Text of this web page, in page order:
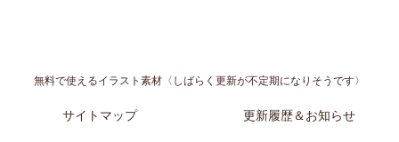
無料で使えるイラスト素材〈しばらく更新が不定期になりそうです〉
サイトマップ 更新履歴＆お知らせ